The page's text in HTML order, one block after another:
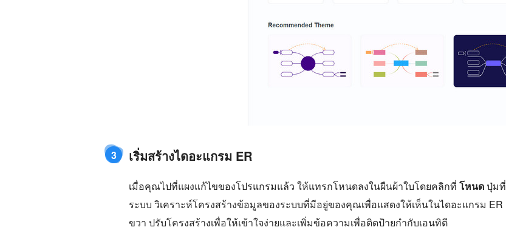
3 เริ่มสร้างไดอะแกรม ER
เมื่อคุณไปที่แผงแก้ไขของโปรแกรมแล้ว ให้แทรกโหนดลงในผืนผ้าใบโดยคลิกที่ โหนดปุ่ม
ระบบ วิเคราะห์โครงสร้างข้อมูลของระบบที่มีอยู่ของคุณเพื่อแสดงให้เห็นในไดอะแกรม ER
ขวา ปรับโครงสร้างเพื่อให้เข้าใจง่ายและเพิ่มข้อความเพื่อติดป้ายกำกับเอนทิตี